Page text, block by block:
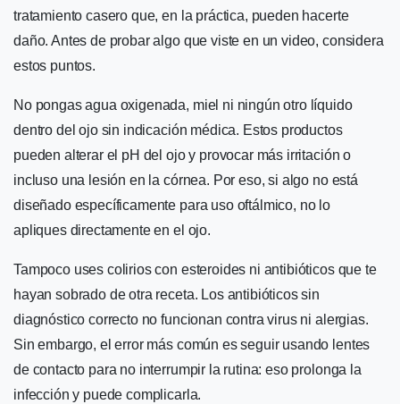
tratamiento casero que, en la práctica, pueden hacerte
daño. Antes de probar algo que viste en un video, considera
estos puntos.
No pongas agua oxigenada, miel ni ningún otro líquido
dentro del ojo sin indicación médica. Estos productos
pueden alterar el pH del ojo y provocar más irritación o
incluso una lesión en la córnea. Por eso, si algo no está
diseñado específicamente para uso oftálmico, no lo
apliques directamente en el ojo.
Tampoco uses colirios con esteroides ni antibióticos que te
hayan sobrado de otra receta. Los antibióticos sin
diagnóstico correcto no funcionan contra virus ni alergias.
Sin embargo, el error más común es seguir usando lentes
de contacto para no interrumpir la rutina: eso prolonga la
infección y puede complicarla.